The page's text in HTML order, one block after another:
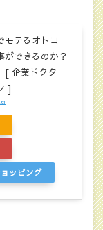
モテるオトコ
ができるのか？
[ 企業ドクタ
]
ッピング